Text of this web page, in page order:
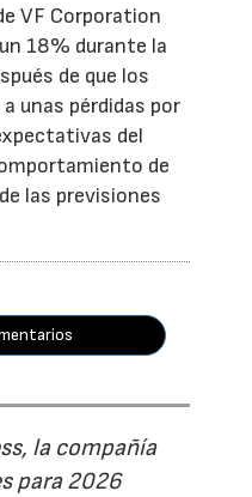
VF Corporation
18% durante la
de que los
unas pérdidas por
del
de
las previsiones
la compañía
para 2026